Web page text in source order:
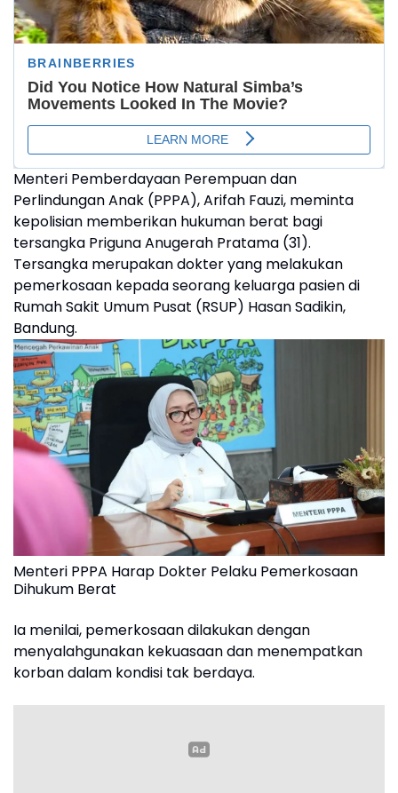
Menteri Pemberdayaan Perempuan dan
Perlindungan Anak (PPPA), Arifah Fauzi, meminta
kepolisian memberikan hukuman berat bagi
tersangka Priguna Anugerah Pratama (31).
Tersangka merupakan dokter yang melakukan
pemerkosaan kepada seorang keluarga pasien di
Rumah Sakit Umum Pusat (RSUP) Hasan Sadikin,
Bandung.
Menteri PPPA Harap Dokter Pelaku Pemerkosaan
Dihukum Berat
Ia menilai, pemerkosaan dilakukan dengan
menyalahgunakan kekuasaan dan menempatkan
korban dalam kondisi tak berdaya.